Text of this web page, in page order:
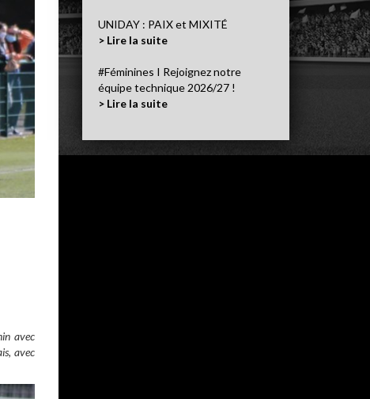
avec
avec
UNIDAY : PAIX et MIXITÉ
> Lire la suite
#Féminines I Rejoignez notre
équipe technique 2026/27 !
> Lire la suite